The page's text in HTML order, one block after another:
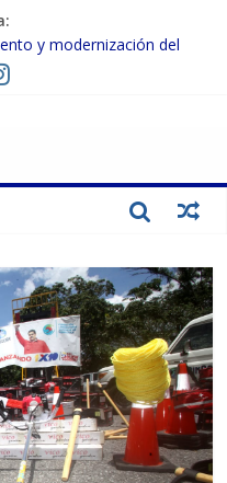
y modernización del
en instalaciones del SEN
para fortalecer el SEN
su capacidad de generación